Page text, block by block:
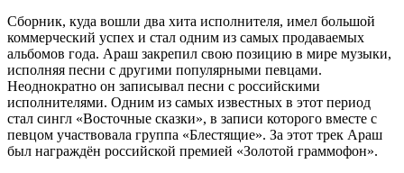
Сборник, куда вошли два хита исполнителя, имел большой
коммерческий успех и стал одним из самых продаваемых
альбомов года. Араш закрепил свою позицию в мире музыки,
исполняя песни с другими популярными певцами.
Неоднократно он записывал песни с российскими
исполнителями. Одним из самых известных в этот период
стал сингл «Восточные сказки», в записи которого вместе с
певцом участвовала группа «Блестящие». За этот трек Араш
был награждён российской премией «Золотой граммофон».